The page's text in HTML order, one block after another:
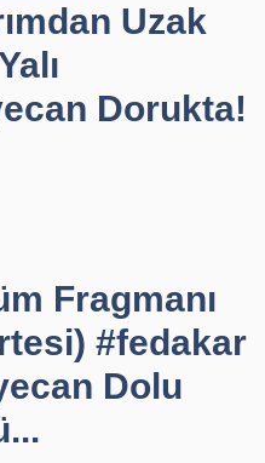
Uzak
Dorukta!
Fragmanı
#fedakar
Dolu